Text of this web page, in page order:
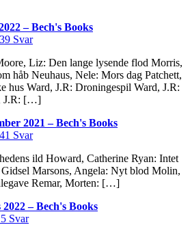
– Bech's Books
Svar
Liz: Den lange lysende flod Morris,
håb Neuhaus, Nele: Mors dag Patchett,
hus Ward, J.R: Droningespil Ward, J.R:
J.R: […]
2021 – Bech's Books
Svar
ild Howard, Catherine Ryan: Intet
Marsons, Angela: Nyt blod Molin,
Remar, Morten: […]
– Bech's Books
Svar